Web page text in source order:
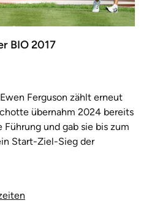
BIO 2017
Ferguson zählt erneut
übernahm 2024 bereits
und gab sie bis zum
Start-Ziel-Sieg der